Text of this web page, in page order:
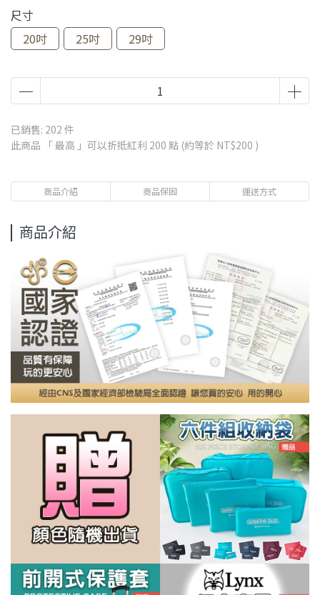
尺寸
20吋
25吋 29吋
已銷售: 202 件
此商品 「 最高 」可以折抵紅利 200 點 (約等於 NT$200 )
商品介紹 商品保固 運送方式
商品介紹